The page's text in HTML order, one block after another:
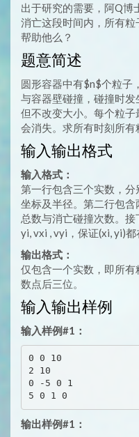
出于研究的需要，阿Q博
消亡这段时间内，所有
帮助他么？
题意简述
圆形容器中有$n$个粒子
与容器壁碰撞，碰撞时
但不改变大小。每个粒
会消失。求所有时刻所有
输入输出格式
输入格式：
第一行包含三个实数，
坐标及半径。第二行包
总数与消亡碰撞次数。
yi, vxi , vyi，保证(xi, yi)都
输出格式：
仅包含一个实数，即所
数点后三位。
输入输出样例
输入样例#1：
0 0 10
2 10
0 -5 0 1
输出样例#1：